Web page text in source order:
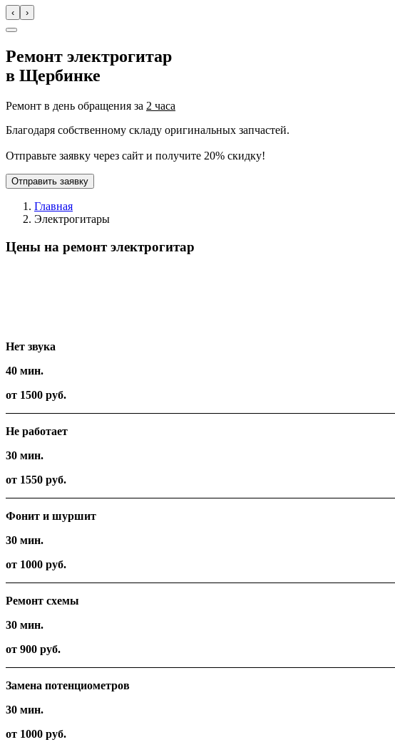
‹ ›
Ремонт электрогитар
в Щербинке
Ремонт в день обращения за 2 часа
Благодаря собственному складу оригинальных запчастей.
Отправьте заявку через сайт и получите 20% скидку!
Отправить заявку
Главная
Электрогитары
Цены на ремонт электрогитар
Нет звука
40 мин.
от 1500 руб.
Не работает
30 мин.
от 1550 руб.
Фонит и шуршит
30 мин.
от 1000 руб.
Ремонт схемы
30 мин.
от 900 руб.
Замена потенциометров
30 мин.
от 1000 руб.